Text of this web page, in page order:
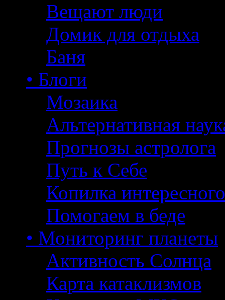
Вещают люди
Домик для отдыха
Баня
• Блоги
Мозаика
Альтернативная
Прогнозы астролога
Путь к Себе
Копилка интересного
Помогаем в беде
• Мониторинг планеты
Активность Солнца
Карта катаклизмов